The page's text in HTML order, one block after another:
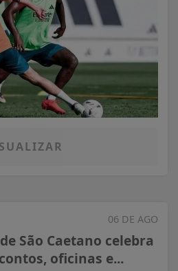
06 DE AGO
São Caetano celebra
oficinas e...